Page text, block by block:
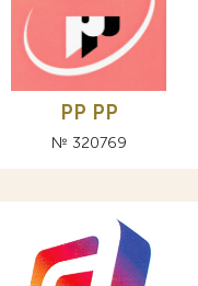
PP РР
№ 320769